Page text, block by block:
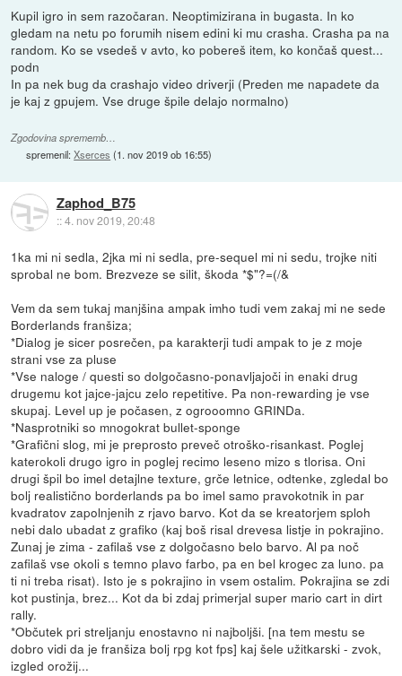
Kupil igro in sem razočaran. Neoptimizirana in bugasta. In ko
gledam na netu po forumih nisem edini ki mu crasha. Crasha pa na
random. Ko se vsedeš v avto, ko pobereš item, ko končaš quest...
podn
In pa nek bug da crashajo video driverji (Preden me napadete da
je kaj z gpujem. Vse druge špile delajo normalno)
Zgodovina sprememb…
spremenil:Xserces (1. nov 2019 ob 16:55)
Zaphod_B75
::4. nov 2019, 20:48
1ka mi ni sedla, 2jka mi ni sedla, pre-sequel mi ni sedu, trojke niti
sprobal ne bom. Brezveze se silit, škoda *$"?=(/&
Vem da sem tukaj manjšina ampak imho tudi vem zakaj mi ne sede
Borderlands franšiza;
*Dialog je sicer posrečen, pa karakterji tudi ampak to je z moje
strani vse za pluse
*Vse naloge / questi so dolgočasno-ponavljajoči in enaki drug
drugemu kot jajce-jajcu zelo repetitive. Pa non-rewarding je vse
skupaj. Level up je počasen, z ogrooomno GRINDa.
*Nasprotniki so mnogokrat bullet-sponge
*Grafični slog, mi je preprosto preveč otroško-risankast. Poglej
katerokoli drugo igro in poglej recimo leseno mizo s tlorisa. Oni
drugi špil bo imel detajlne texture, grče letnice, odtenke, zgledal bo
bolj realistično borderlands pa bo imel samo pravokotnik in par
kvadratov zapolnjenih z rjavo barvo. Kot da se kreatorjem sploh
nebi dalo ubadat z grafiko (kaj boš risal drevesa listje in pokrajino.
Zunaj je zima - zafilaš vse z dolgočasno belo barvo. Al pa noč
zafilaš vse okoli s temno plavo farbo, pa en bel krogec za luno. pa
ti ni treba risat). Isto je s pokrajino in vsem ostalim. Pokrajina se zdi
kot pustinja, brez... Kot da bi zdaj primerjal super mario cart in dirt
rally.
*Občutek pri streljanju enostavno ni najboljši. [na tem mestu se
dobro vidi da je franšiza bolj rpg kot fps] kaj šele užitkarski - zvok,
izgled orožij...